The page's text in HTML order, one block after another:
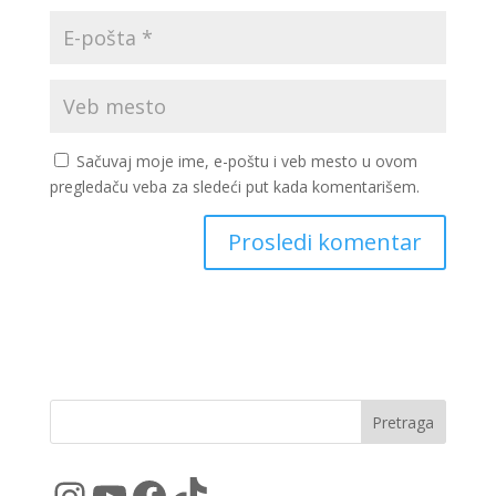
Sačuvaj moje ime, e-poštu i veb mesto u ovom
pregledaču veba za sledeći put kada komentarišem.
Pretraga